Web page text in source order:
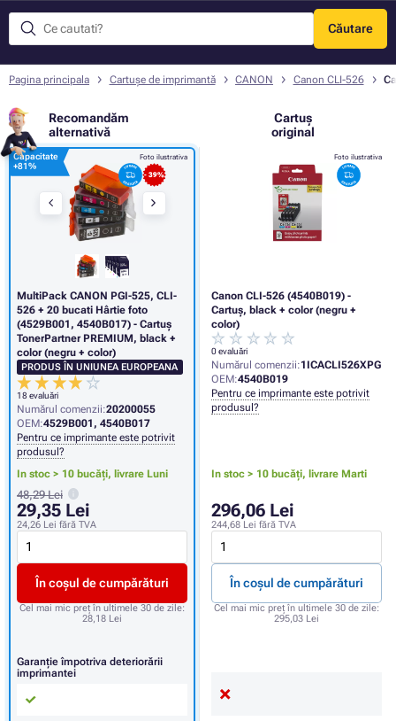
Căutare
Meniu
Pagina principala Cartușe de imprimantă CANON Canon CLI-526
Recomandăm
alternativă
Cartuș
original
Foto ilustrativa
Canon CLI-526 (4540B019) -
Cartuș, black + color (negru +
color)
0 evaluări
Numărul comenzii:1ICACLI526XPG
OEM:4540B019
Pentru ce imprimante este potrivit
produsul?
In stoc > 10 bucăți, livrare Marti
296,06 Lei
244,68 Lei fără TVA
În coșul de cumpărături
Cel mai mic preț în ultimele 30 de zile:
295,03 Lei
Foto ilustrativa
- 39%
Capacitate
+81%
MultiPack CANON PGI-525, CLI-
526 + 20 bucati Hârtie foto
(4529B001, 4540B017) - Cartuș
TonerPartner PREMIUM, black +
color (negru + color)
PRODUS ÎN UNIUNEA EUROPEANA
18 evaluări
Numărul comenzii:20200055
OEM:4529B001, 4540B017
Pentru ce imprimante este potrivit
produsul?
In stoc > 10 bucăți, livrare Luni
48,29 Lei
29,35 Lei
24,26 Lei fără TVA
În coșul de cumpărături
Cel mai mic preț în ultimele 30 de zile:
28,18 Lei
Garanție împotriva deteriorării
imprimantei